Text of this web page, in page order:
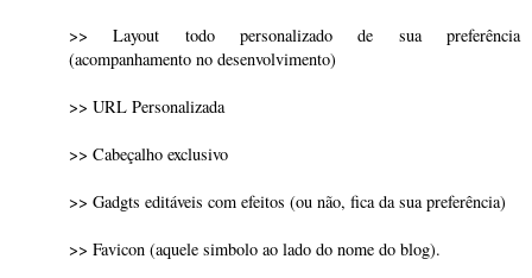
>> Layout todo personalizado de sua preferência
(acompanhamento no desenvolvimento)
>> URL Personalizada
>> Cabeçalho exclusivo
>> Gadgts editáveis com efeitos (ou não, fica da sua preferência)
>> Favicon (aquele simbolo ao lado do nome do blog).